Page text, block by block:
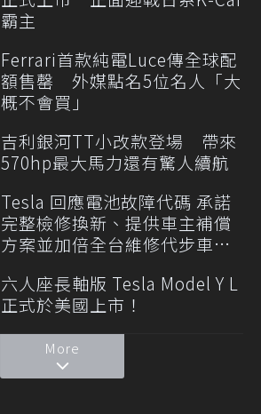
霸主
Ferrari首款純電Luce傳全球配
額售罄 外媒點名5位名人「大
概不會買」
吉利銀河TT小改款登場 帶來
570hp最大馬力還有驚人續航
Tesla 回應電池故障代碼 承諾
完整檢修換新、提供車主補償
方案並加倍全台維修代步車數
六人座長軸版 Tesla Model Y L
正式於美國上市！
More